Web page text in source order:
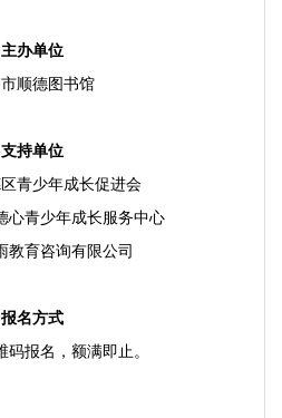
主办单位
顺德图书馆
支持单位
青少年成长促进会
心青少年成长服务中心
教育咨询有限公司
报名方式
报名，额满即止。